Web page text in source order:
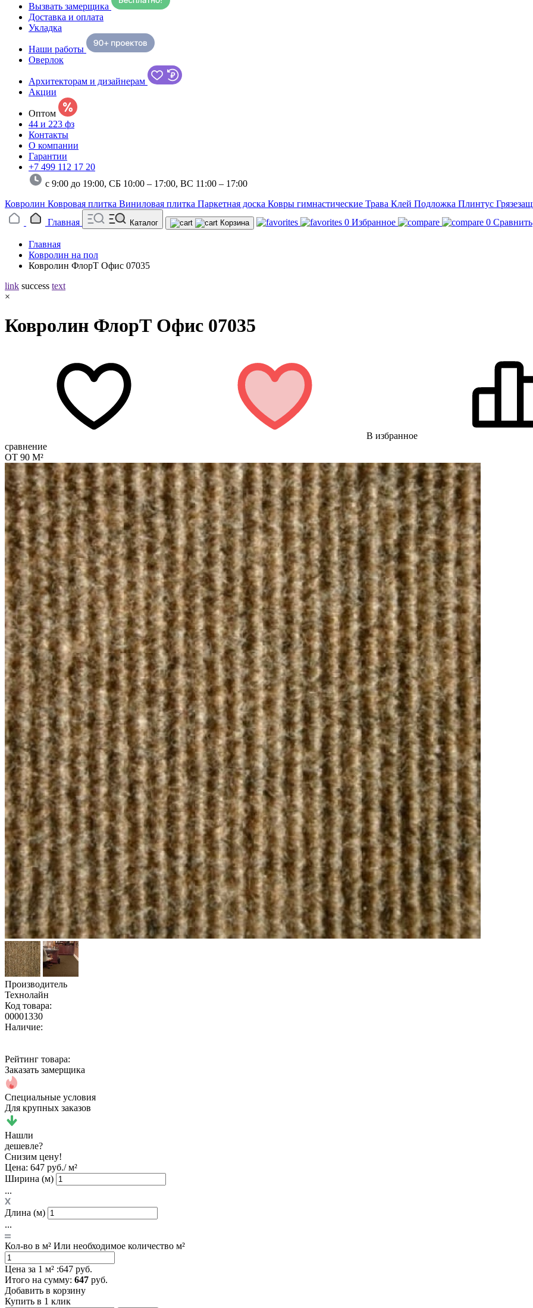
Вызвать замерщика
Доставка и оплата
Укладка
Наши работы
Оверлок
Архитекторам и дизайнерам
Акции
Оптом
44 и 223 фз
Контакты
О компании
Гарантии
+7 499 112 17 20
с 9:00 до 19:00, СБ 10:00 – 17:00, ВС 11:00 – 17:00
Ковролин Ковровая плитка Виниловая плитка Паркетная доска Ковры гимнастические Трава Клей Подложка Плинтус
Главная
Каталог Корзина 0 Избранное 0 Сравнить
Главная
Ковролин на пол
Ковролин ФлорТ Офис 07035
link success text
×
Ковролин ФлорТ Офис 07035
В избранное
сравнение
ОТ 90 М²
Производитель
Технолайн
Код товара:
00001330
Наличие:
Рейтинг товара:
Заказать замерщика
Специальные условия
Для крупных заказов
Нашли
дешевле?
Снизим цену!
Цена: 647 руб./ м²
Ширина (м)
...
Длина (м)
...
Кол-во в м² Или необходимое количество м²
Цена за 1 м² :647 руб.
Итого на сумму: 647 руб.
Добавить в корзину
Купить в 1 клик